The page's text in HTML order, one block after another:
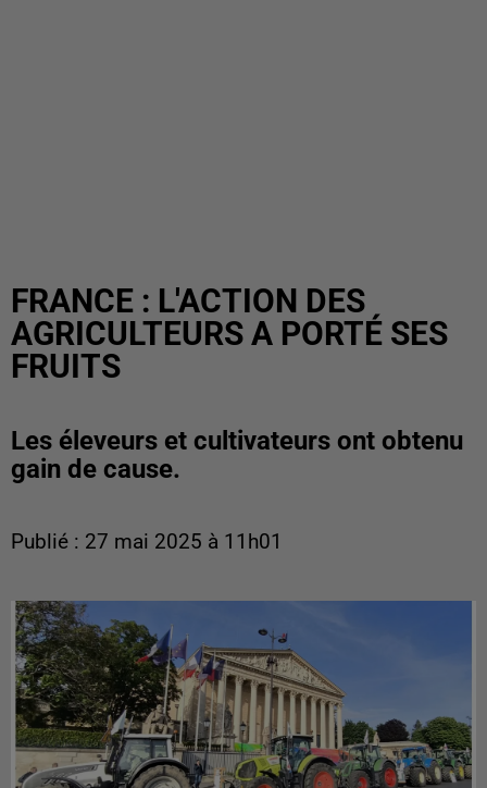
FRANCE : L'ACTION DES
AGRICULTEURS A PORTÉ SES
FRUITS
Les éleveurs et cultivateurs ont obtenu
gain de cause.
Publié : 27 mai 2025 à 11h01